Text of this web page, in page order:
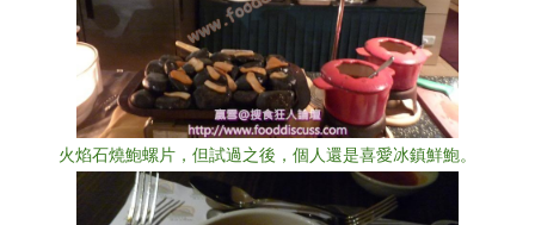
火焰石燒鮑螺片，但試過之後，個人還是喜愛冰鎮鮮鮑。